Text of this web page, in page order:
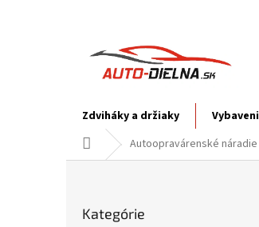
Zdviháky a držiaky
DomovAutoopravárenské náradie
kategórie
Kategórie